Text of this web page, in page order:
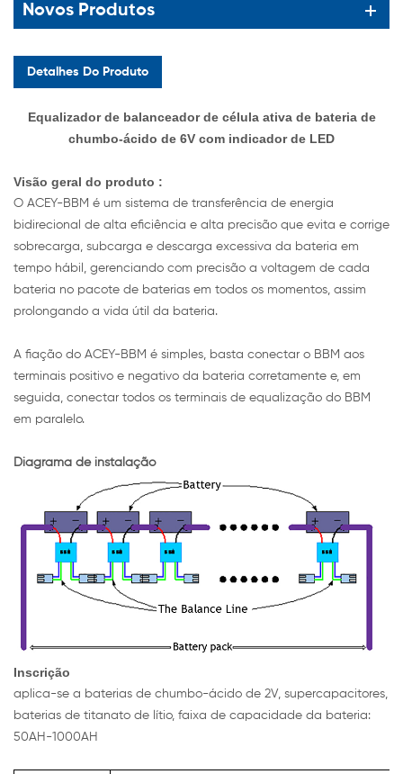
Novos Produtos
Detalhes Do Produto
Equalizador de balanceador de célula ativa de bateria de
chumbo-ácido de 6V com indicador de LED
Visão geral do produto :
O ACEY-BBM é um sistema de transferência de energia
bidirecional de alta eficiência e alta precisão que evita e corrige
sobrecarga, subcarga e descarga excessiva da bateria em
tempo hábil, gerenciando com precisão a voltagem de cada
bateria no pacote de baterias em todos os momentos, assim
prolongando a vida útil da bateria.
A fiação do ACEY-BBM é simples, basta conectar o BBM aos
terminais positivo e negativo da bateria corretamente e, em
seguida, conectar todos os terminais de equalização do BBM
em paralelo.
Diagrama de instalação
Inscrição
aplica-se a baterias de chumbo-ácido de 2V, supercapacitores,
baterias de titanato de lítio, faixa de capacidade da bateria:
50AH-1000AH